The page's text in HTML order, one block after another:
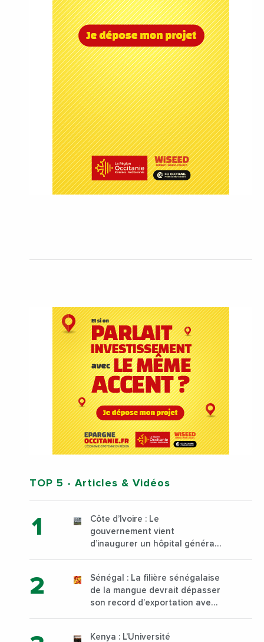
TOP 5 - Articles & Vidéos
Côte d’Ivoire : Le
gouvernement vient
d’inaugurer un hôpital général
Sénégal : La filière sénégalaise
de la mangue devrait dépasser
son record d’exportation avec
Kenya : L’Université